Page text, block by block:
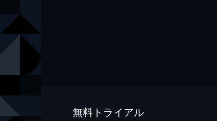
無料トライアル